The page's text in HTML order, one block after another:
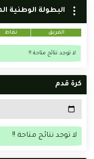
البطولة الوطنية
الفريق نقاط
لا توجد نتائج متاحة !!
كرة قدم
لا توجد نتائج متاحة !!